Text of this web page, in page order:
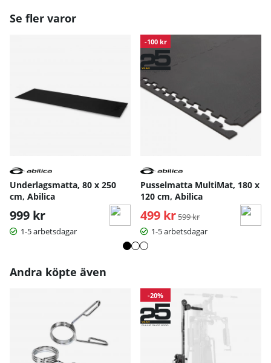
Se fler varor
Underlagsmatta, 80 x 250
cm, Abilica
999 kr
1-5 arbetsdagar
-100 kr
Pusselmatta MultiMat, 180 x
120 cm, Abilica
499 kr Ordinarie pris:
599 kr
1-5 arbetsdagar
Andra köpte även
-20%